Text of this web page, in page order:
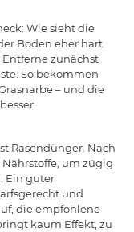
Wie sieht die
Boden eher hart
Entferne zunächst
So bekommen
– und die
Rasendünger. Nach
um zügig
Ein guter
und
die empfohlene
kaum Effekt, zu